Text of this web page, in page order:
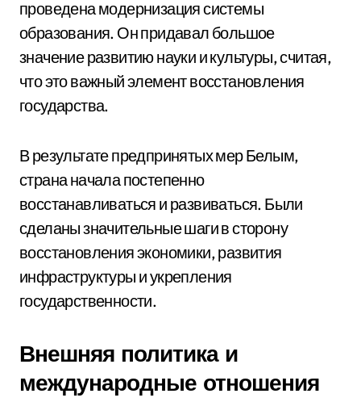
проведена модернизация системы
образования. Он придавал большое
значение развитию науки и культуры, считая,
что это важный элемент восстановления
государства.
В результате предпринятых мер Белым,
страна начала постепенно
восстанавливаться и развиваться. Были
сделаны значительные шаги в сторону
восстановления экономики, развития
инфраструктуры и укрепления
государственности.
Внешняя политика и
международные отношения